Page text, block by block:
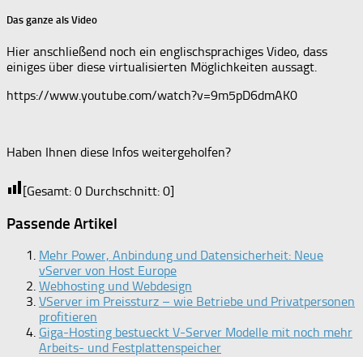
Das ganze als Video
Hier anschließend noch ein englischsprachiges Video, dass
einiges über diese virtualisierten Möglichkeiten aussagt.
https://www.youtube.com/watch?v=9m5pD6dmAK0
Haben Ihnen diese Infos weitergeholfen?
[Gesamt: 0 Durchschnitt: 0]
Passende Artikel
Mehr Power, Anbindung und Datensicherheit: Neue
vServer von Host Europe
Webhosting und Webdesign
VServer im Preissturz – wie Betriebe und Privatpersonen
profitieren
Giga-Hosting bestueckt V-Server Modelle mit noch mehr
Arbeits- und Festplattenspeicher